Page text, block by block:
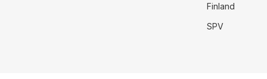
Finland
SPV